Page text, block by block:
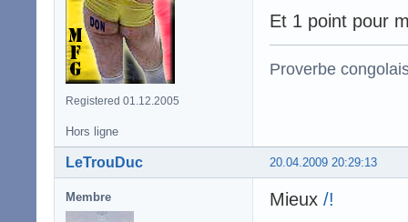
Registered 01.12.2005
Et 1 point pour
Proverbe
Hors ligne
20.04.2009 20:29:13
LeTrouDuc
Membre Mieux /!